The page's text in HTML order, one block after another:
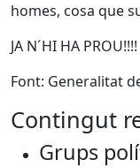
homes, cosa que
JA N´HI HA PROU!!!!
Font: Generalitat
Contingut
Grups